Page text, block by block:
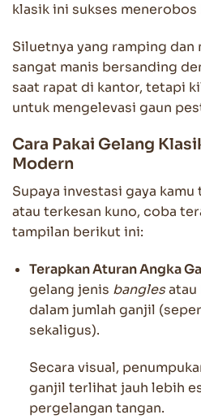
klasik ini sukses
Siluetnya yang ramping
sangat manis bersanding
saat rapat di kantor, tetapi
untuk mengelevasi gaun
Cara Pakai Gelang
Modern
Supaya investasi gaya
atau terkesan kuno, coba
tampilan berikut ini:
Terapkan Aturan Angka
gelang jenis banglesatau
dalam jumlah ganjil
sekaligus).
Secara visual,
ganjil terlihat jauh lebih
pergelangan tangan.